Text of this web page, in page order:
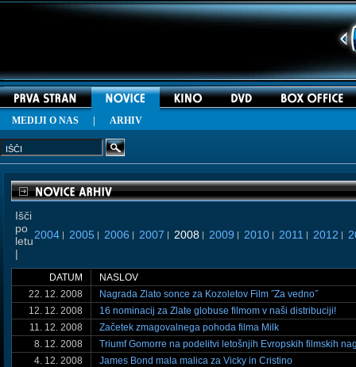
MEDIJI O NAS ARHIV
Išči
po
letu
|
2004 | 2005 | 2006 | 2007 | 2008 | 2009 | 2010 | 2011 | 2012 |
DATUM
NASLOV
22. 12. 2008
Nagrada Zlato sonce za Kozoletov Film ˝Za vedno˝
12. 12. 2008
16 nominacij za Zlate globuse filmom v naši distribuciji!
11. 12. 2008
Začetek zmagovalnega pohoda filma Milk
8. 12. 2008
Triumf Gomorre na podelitvi letošnjih Evropskih filmskih
4. 12. 2008
James Bond mala malica za Vicky in Cristino